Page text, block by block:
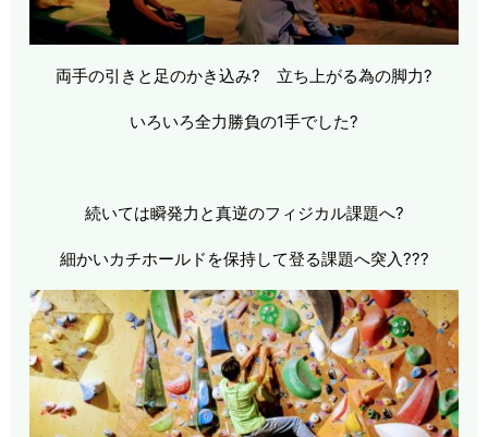
両手の引きと足のかき込み? 立ち上がる為の脚力?
いろいろ全力勝負の1手でした?
続いては瞬発力と真逆のフィジカル課題へ?
細かいカチホールドを保持して登る課題へ突入???